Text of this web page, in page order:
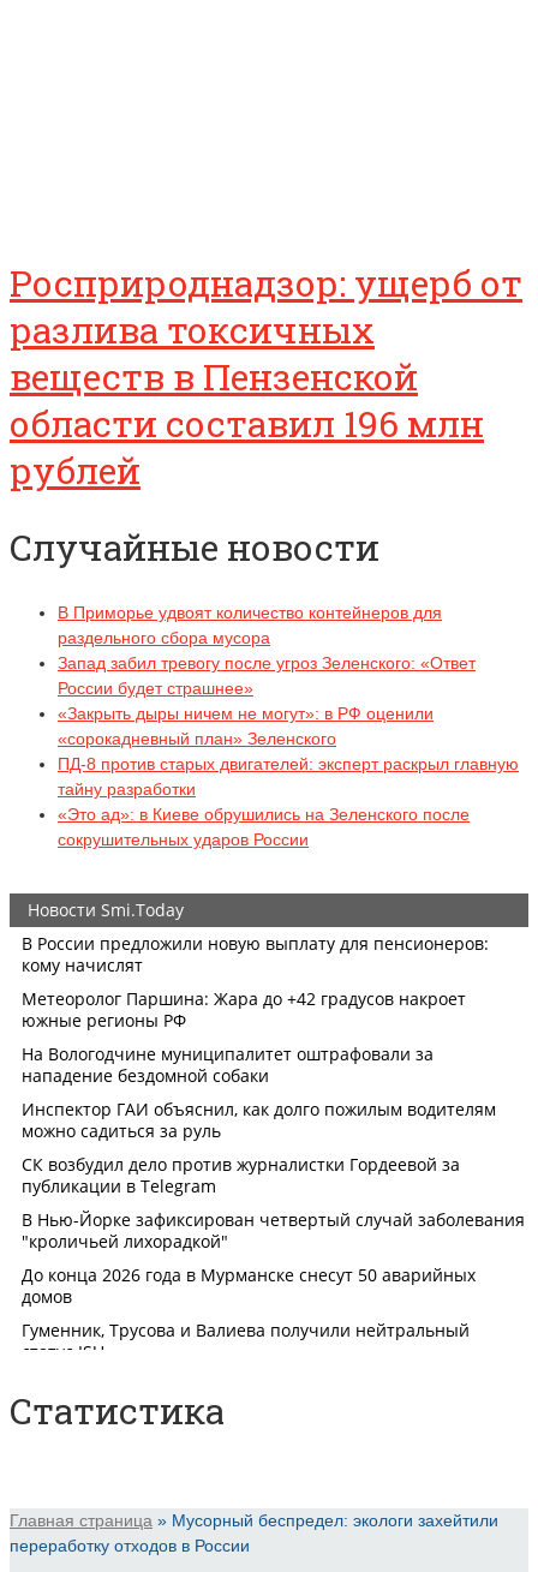
Росприроднадзор: ущерб от
разлива токсичных
веществ в Пензенской
области составил 196 млн
рублей
Случайные новости
В Приморье удвоят количество контейнеров для
раздельного сбора мусора
Запад забил тревогу после угроз Зеленского: «Ответ
России будет страшнее»
«Закрыть дыры ничем не могут»: в РФ оценили
«сорокадневный план» Зеленского
ПД-8 против старых двигателей: эксперт раскрыл главную
тайну разработки
«Это ад»: в Киеве обрушились на Зеленского после
сокрушительных ударов России
Статистика
Главная страница » Мусорный беспредел: экологи захейтили
переработку отходов в России